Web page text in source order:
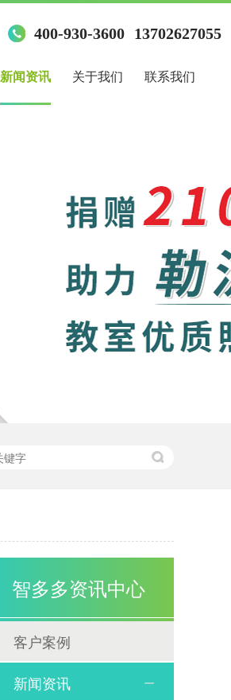
400-930-3600 13702627055
新闻资讯 关于我们 联系我们
智多多资讯中心
客户案例
新闻资讯